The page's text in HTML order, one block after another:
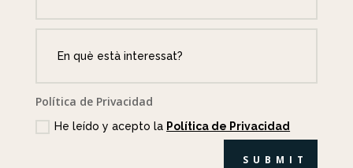
Política de Privacidad
He leído y acepto la Política de Privacidad
SUBMIT